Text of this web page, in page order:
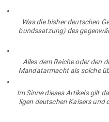
Was die bisher deut­schen
bunds­satzung) des
Alles dem Reiche oder den
Man­da­tar­macht als solche
Im Sinne dieses Artikels gilt
ligen deut­schen Kaisers und